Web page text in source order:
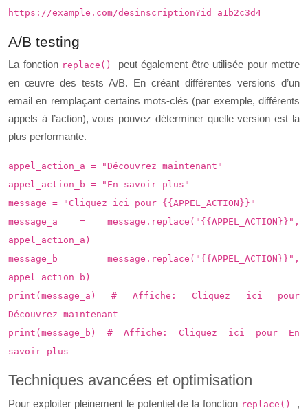
https://example.com/desinscription?id=a1b2c3d4
A/B testing
La fonction replace() peut également être utilisée pour mettre
en œuvre des tests A/B. En créant différentes versions d’un
email en remplaçant certains mots-clés (par exemple, différents
appels à l’action), vous pouvez déterminer quelle version est la
plus performante.
appel_action_a = "Découvrez maintenant"
appel_action_b = "En savoir plus"
message = "Cliquez ici pour {{APPEL_ACTION}}"
message_a = message.replace("{{APPEL_ACTION}}",
appel_action_a)
message_b = message.replace("{{APPEL_ACTION}}",
appel_action_b)
print(message_a) # Affiche: Cliquez ici pour
Découvrez maintenant
print(message_b) # Affiche: Cliquez ici pour En
savoir plus
Techniques avancées et optimisation
Pour exploiter pleinement le potentiel de la fonction replace() ,